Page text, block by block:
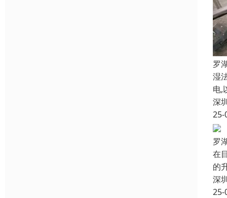
罗
湿
电,
深
25-
罗
在
的
深
25-